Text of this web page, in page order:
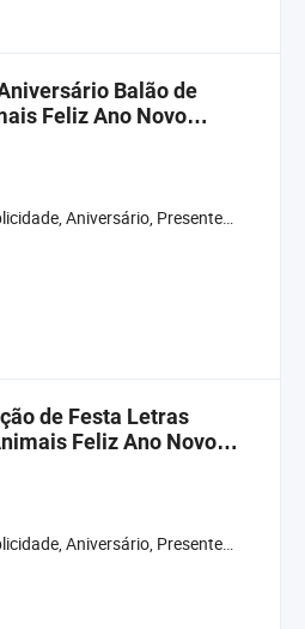
Balão de
Feliz Ano Novo
Casamento, Natal, Ano Novo, Chuveiro de Bebê, Carnaval, Aniversário
de Festa Letras
Feliz Ano Novo
Casamento, Natal, Ano Novo, Chuveiro de Bebê, Carnaval, Aniversário